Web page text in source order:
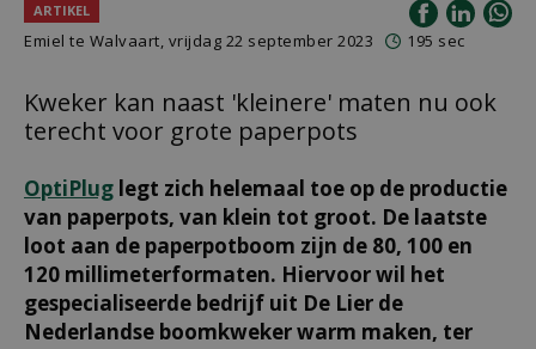
ARTIKEL
Emiel te Walvaart, vrijdag 22 september 2023 195 sec
Kweker kan naast 'kleinere' maten nu ook
terecht voor grote paperpots
OptiPlug legt zich helemaal toe op de productie
van paperpots, van klein tot groot. De laatste
loot aan de paperpotboom zijn de 80, 100 en
120 millimeterformaten. Hiervoor wil het
gespecialiseerde bedrijf uit De Lier de
Nederlandse boomkweker warm maken, ter